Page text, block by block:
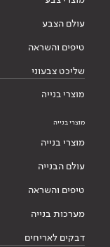
עולם הצבע
טיפים והשראה
שליכט צבעוני
מוצרי בנייה
מוצרי בנייה
מוצרי בנייה
עולם הבנייה
טיפים והשראה
מערכות בנייה
דבקים לאריחים